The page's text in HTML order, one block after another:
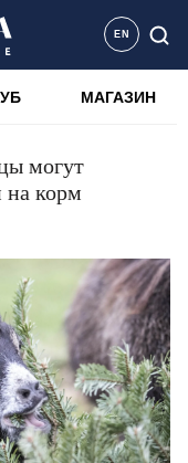
EN
МАГАЗИН
могут
на корм